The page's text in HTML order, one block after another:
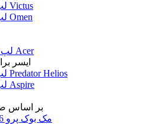
لپ تاپ Victus
لپ تاپ Omen
لپ تاپ گیمینگ Acer
ایسر
لپ تاپ Predator Helios
لپ تاپ Aspire
بر اساس
مک بوک پرو 16 اینچ